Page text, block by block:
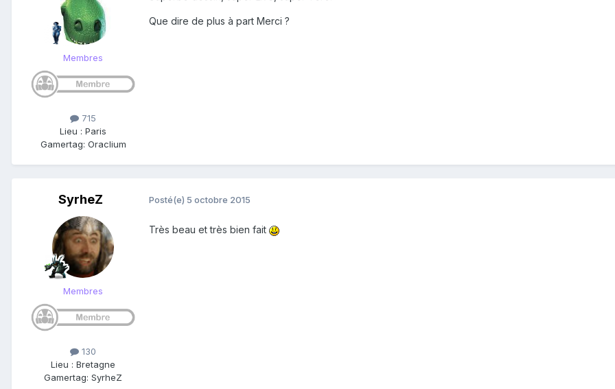
Membres
715
Lieu : Paris
Gamertag: Oraclium
Que dire de plus à part Merci ?
SyrheZ
Membres
130
Lieu : Bretagne
Gamertag: SyrheZ
Posté(e) 5 octobre 2015
Très beau et très bien fait